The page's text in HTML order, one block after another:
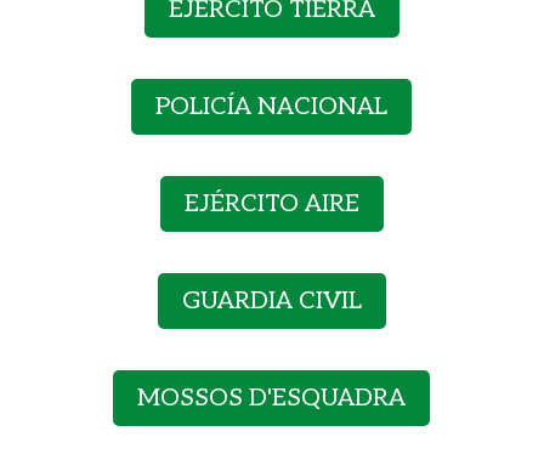
EJÉRCITO TIERRA
POLICÍA NACIONAL
EJÉRCITO AIRE
GUARDIA CIVIL
MOSSOS D'ESQUADRA